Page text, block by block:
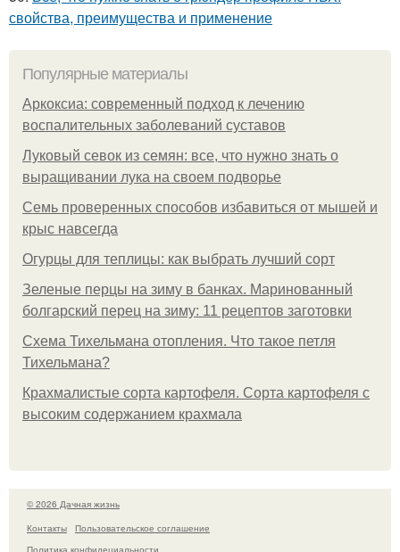
свойства, преимущества и применение
Популярные материалы
Аркоксиа: современный подход к лечению
воспалительных заболеваний суставов
Луковый севок из семян: все, что нужно знать о
выращивании лука на своем подворье
Семь проверенных способов избавиться от мышей и
крыс навсегда
Огурцы для теплицы: как выбрать лучший сорт
Зеленые перцы на зиму в банках. Маринованный
болгарский перец на зиму: 11 рецептов заготовки
Схема Тихельмана отопления. Что такое петля
Тихельмана?
Крахмалистые сорта картофеля. Сорта картофеля с
высоким содержанием крахмала
© 2026 Дачная жизнь
Контакты
Пользовательское соглашение
Политика конфидециальности